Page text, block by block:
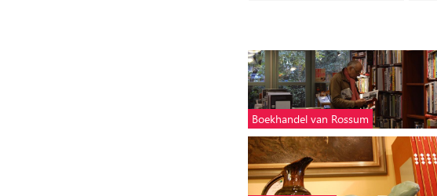
Boekhandel van Rossum